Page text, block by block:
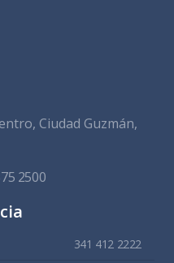
Ciudad Guzmán,
2500
341 412 2222